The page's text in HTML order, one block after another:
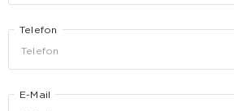
Telefon
E-Mail